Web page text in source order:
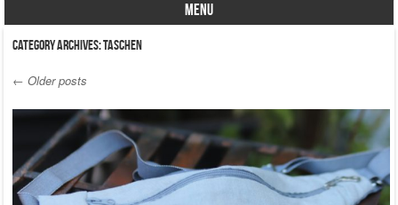
MENU
Skip to content
Category Archives:Taschen
Post navigation
← Older posts